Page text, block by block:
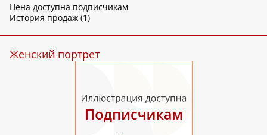
Цена доступна подписчикам
История продаж (1)
Женский портрет